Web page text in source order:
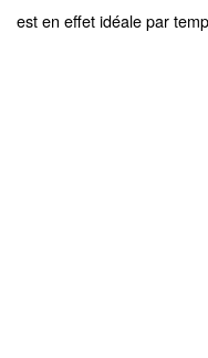
est en effet idéale par